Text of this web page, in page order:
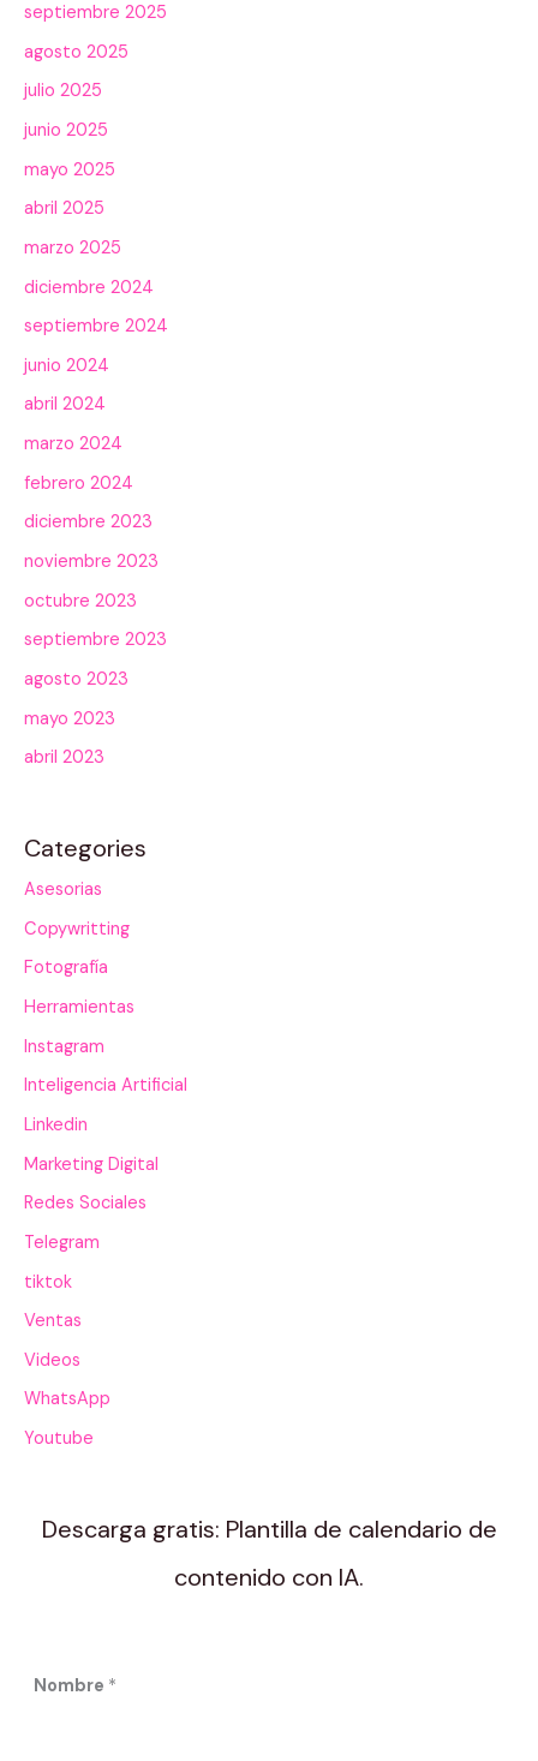
septiembre 2025
agosto 2025
julio 2025
junio 2025
mayo 2025
abril 2025
marzo 2025
diciembre 2024
septiembre 2024
junio 2024
abril 2024
marzo 2024
febrero 2024
diciembre 2023
noviembre 2023
octubre 2023
septiembre 2023
agosto 2023
mayo 2023
abril 2023
Categories
Asesorias
Copywritting
Fotografía
Herramientas
Instagram
Inteligencia Artificial
Linkedin
Marketing Digital
Redes Sociales
Telegram
tiktok
Ventas
Videos
WhatsApp
Youtube
Descarga gratis: Plantilla de calendario de
contenido con IA.
Nombre *